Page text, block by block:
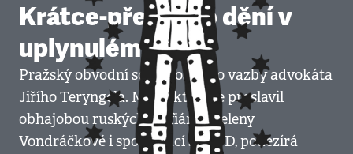
Krátce-přehled o dění v
uplynulém týdnu
Pražský obvodní soud poslal do vazby advokáta
Jiřího Teryngela. Muže, který se proslavil
obhajobou ruských mafiánů, Heleny
Vondráčkové i spoluprací s ČSSD, podezírá